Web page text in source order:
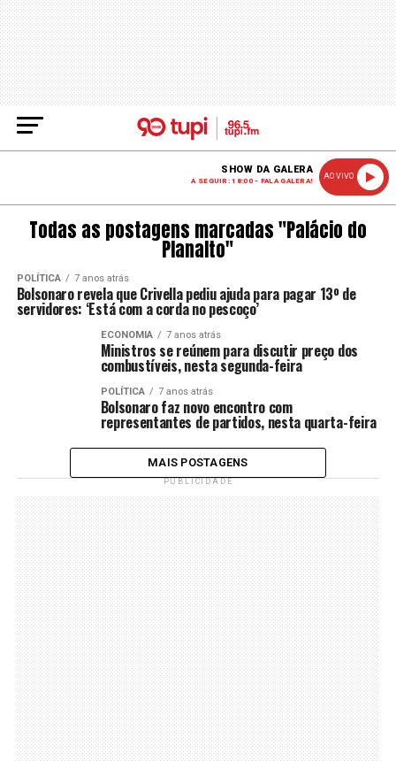
SHOW DA GALERA
A SEGUIR: 18:00 - FALA GALERA!
AO VIVO
Todas as postagens marcadas "Palácio do
Planalto"
POLÍTICA 7 anos atrás
Bolsonaro revela que Crivella pediu ajuda para pagar 13º de
servidores: ‘Está com a corda no pescoço’
ECONOMIA 7 anos atrás
Ministros se reúnem para discutir preço dos
combustíveis, nesta segunda-feira
POLÍTICA 7 anos atrás
Bolsonaro faz novo encontro com
representantes de partidos, nesta quarta-feira
MAIS POSTAGENS
PUBLICIDADE